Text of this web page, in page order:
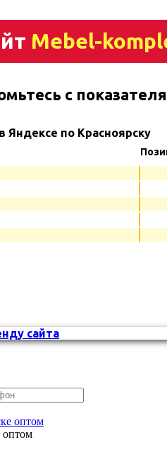
Mebel-
с
Яндексе по Красноярску
сайта
оптом